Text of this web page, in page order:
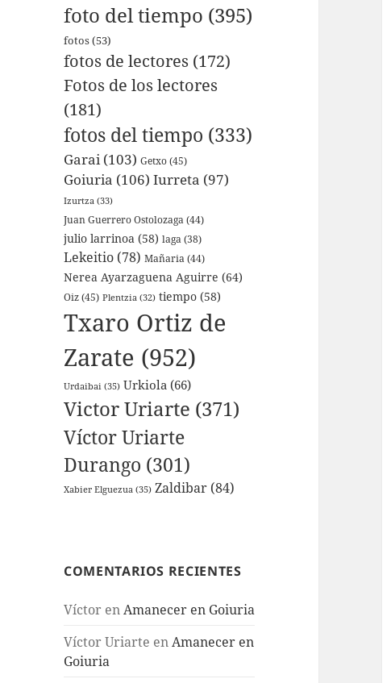
foto del tiempo (395)
fotos(53)
fotos de lectores (172)
Fotos de los lectores
(181)
fotos del tiempo (333)
Garai(103) Getxo(45)
Goiuria (106) Iurreta (97)
Izurtza (33)
Juan Guerrero Ostolozaga(44)
julio larrinoa (58) laga (38)
Lekeitio (78) Mañaria(44)
Nerea Ayarzaguena Aguirre (64)
Oiz(45) Plentzia (32) tiempo (58)
Txaro Ortiz de
Zarate (952)
Urdaibai (35) Urkiola (66)
Victor Uriarte (371)
Víctor Uriarte
Durango (301)
Xabier Elguezua (35) Zaldibar (84)
COMENTARIOS RECIENTES
Víctor enAmanecer en Goiuria
Víctor Uriarte enAmanecer en
Goiuria